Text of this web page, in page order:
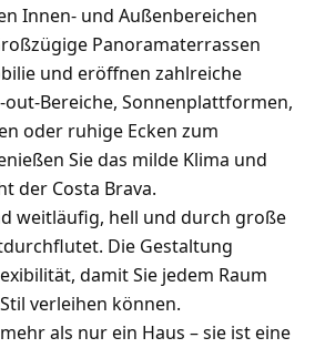
Innen- und Außenbereichen
Panoramaterrassen
und eröffnen zahlreiche
Bereiche, Sonnenplattformen,
oder ruhige Ecken zum
Sie das milde Klima und
der Costa Brava.
weitläufig, hell und durch große
Die Gestaltung
damit Sie jedem Raum
verleihen können.
als nur ein Haus – sie ist eine